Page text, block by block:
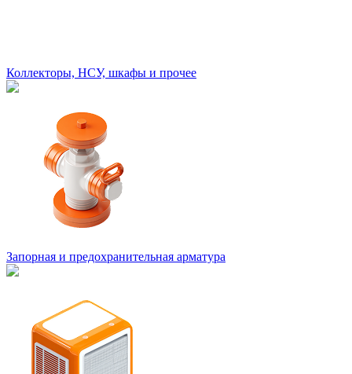
Коллекторы, НСУ, шкафы и прочее
Запорная и предохранительная арматура